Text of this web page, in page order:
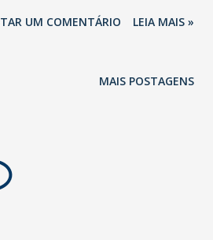
UM COMENTÁRIO LEIA MAIS »
MAIS POSTAGENS